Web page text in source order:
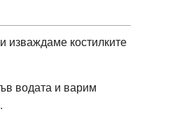
костилките
водата и варим